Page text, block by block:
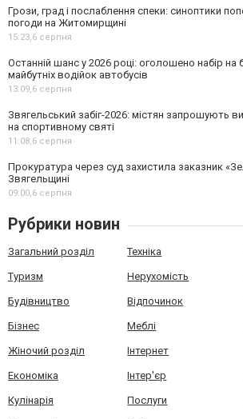
Грози, град і послаблення спеки: синоптики
погоди на Житомирщині
15:23,6 серпня
Останній шанс у 2026 році: оголошено набір на
майбутніх водійок автобусів
13:09,6 серпня
Звягельський забіг-2026: містян запрошують
на спортивному святі
11:08,6 серпня
Прокуратура через суд захистила заказник
Звягельщині
09:00,6 серпня
Рубрики новин
Загальний розділ Техніка
Туризм Нерухомість
Будівництво Відпочинок
Бізнес Меблі
Жіночий розділ Інтернет
Економіка Інтер'єр
Кулінарія Послуги